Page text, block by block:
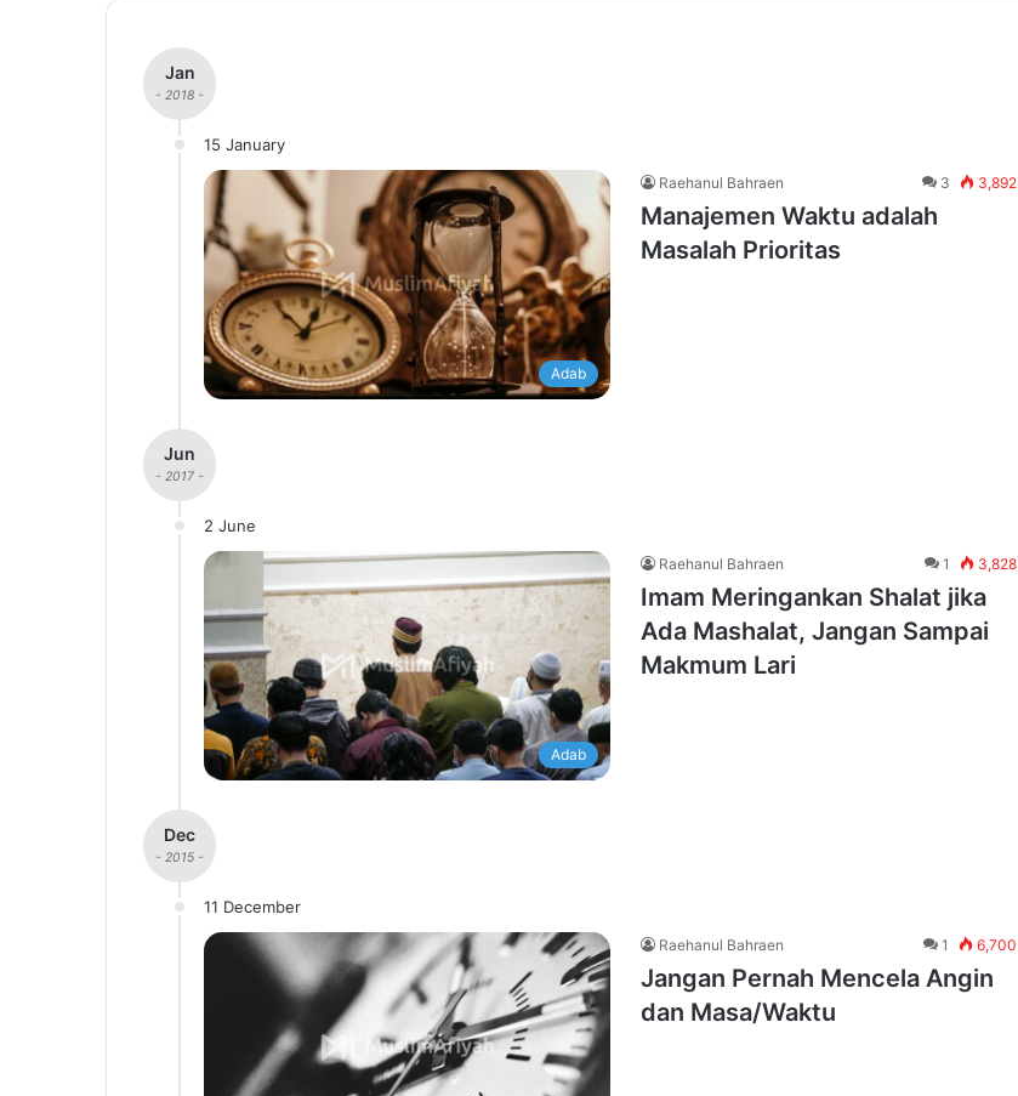
Jan
- 2018 -
15 January
Adab
Raehanul Bahraen 3 3,892
Manajemen Waktu adalah
Masalah Prioritas
Jun
- 2017 -
2 June
Adab
Raehanul Bahraen 1 3,828
Imam Meringankan Shalat jika
Ada Mashalat, Jangan Sampai
Makmum Lari
Dec
- 2015 -
11 December
Raehanul Bahraen 1 6,700
Jangan Pernah Mencela Angin
dan Masa/Waktu